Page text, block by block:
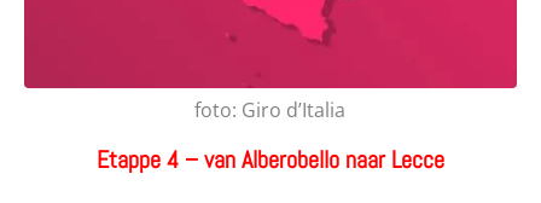
foto: Giro d’Italia
Etappe 4 – van Alberobello naar Lecce